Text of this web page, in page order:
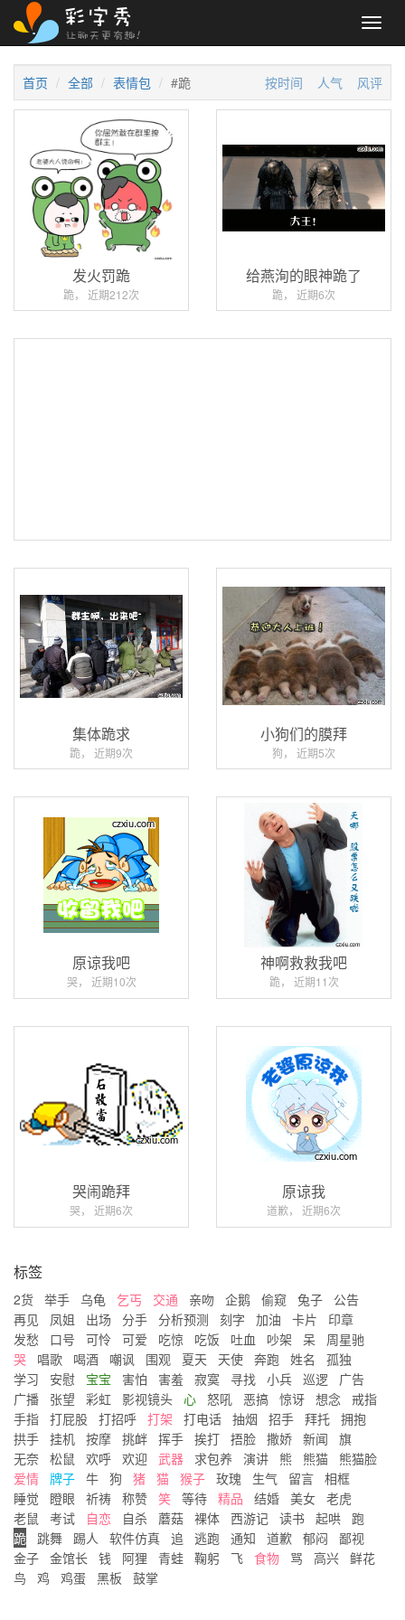
首页 全部 表情包 #跪 按时间 人气 风评
发火罚跪
跪， 近期212次
给燕洵的眼神跪了
跪， 近期6次
集体跪求
跪， 近期9次
小狗们的膜拜
狗， 近期5次
原谅我吧
哭， 近期10次
神啊救救我吧
跪， 近期11次
哭闹跪拜
哭， 近期6次
原谅我
道歉， 近期6次
标签
2货 举手 乌龟 乞丐 交通 亲吻 企鹅 偷窥 兔子
公告
再见
凤姐 出场 分手 分析预测 刻字 加油 卡片
印章
发愁
口号 可怜 可爱 吃惊 吃饭 吐血 吵架 呆
周星驰
哭
唱歌 喝酒 嘲讽 围观 夏天 天使 奔跑 姓名
孤独
学习
安慰 宝宝 害怕 害羞 寂寞 寻找 小兵 巡逻
广告
广播
张望 彩虹 影视镜头 心 怒吼 恶搞 惊讶 想念
戒指
手指 打屁股 打招呼 打架 打电话 抽烟 招手 拜托 拥抱
拱手 挂机 按摩 挑衅 挥手 挨打 捂脸 撒娇 新闻
旗
无奈 松鼠 欢呼 欢迎 武器 求包养 演讲 熊 熊猫
熊猫脸
爱情
牌子 牛 狗 猪 猫 猴子 玫瑰 生气 留言 相框
睡觉
瞪眼 祈祷 称赞 笑 等待 精品 结婚 美女 老虎
老鼠
考试 自恋 自杀 蘑菇 裸体 西游记 读书 起哄
跑
跪
跳舞 踢人 软件仿真 追 逃跑 通知 道歉 郁闷
鄙视
金子 金馆长 钱 阿狸 青蛙 鞠躬 飞 食物 骂 高兴 鲜花
鸟
鸡 鸡蛋 黑板 鼓掌